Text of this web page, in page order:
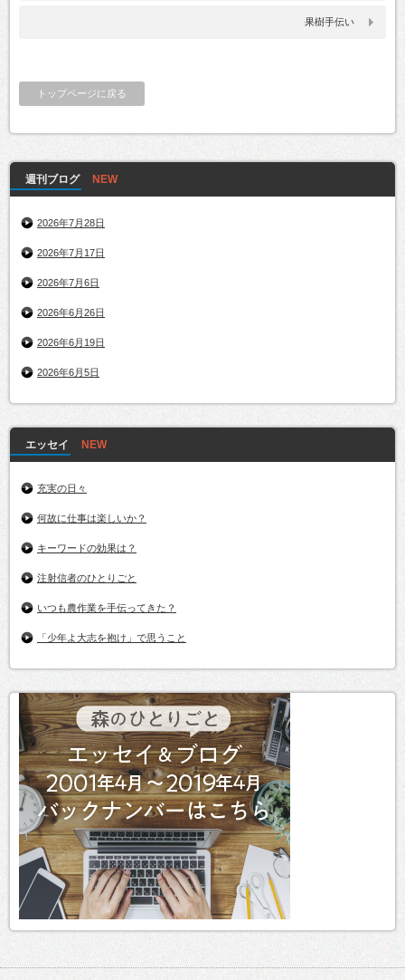
果樹手伝い
トップページに戻る
週刊ブログ
2026年7月28日
2026年7月17日
2026年7月6日
2026年6月26日
2026年6月19日
2026年6月5日
エッセイ
充実の日々
何故に仕事は楽しいか？
キーワードの効果は？
注射信者のひとりごと
いつも農作業を手伝ってきた？
「少年よ大志を抱け」で思うこと